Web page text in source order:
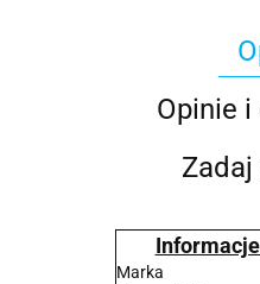
Opinie i
Zadaj
Marka